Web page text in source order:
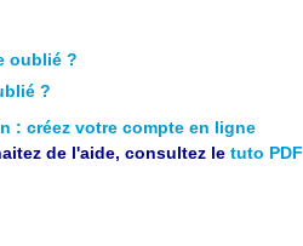
oublié ?
?
: créez votre compte en ligne
de l'aide, consultez le tuto PDF